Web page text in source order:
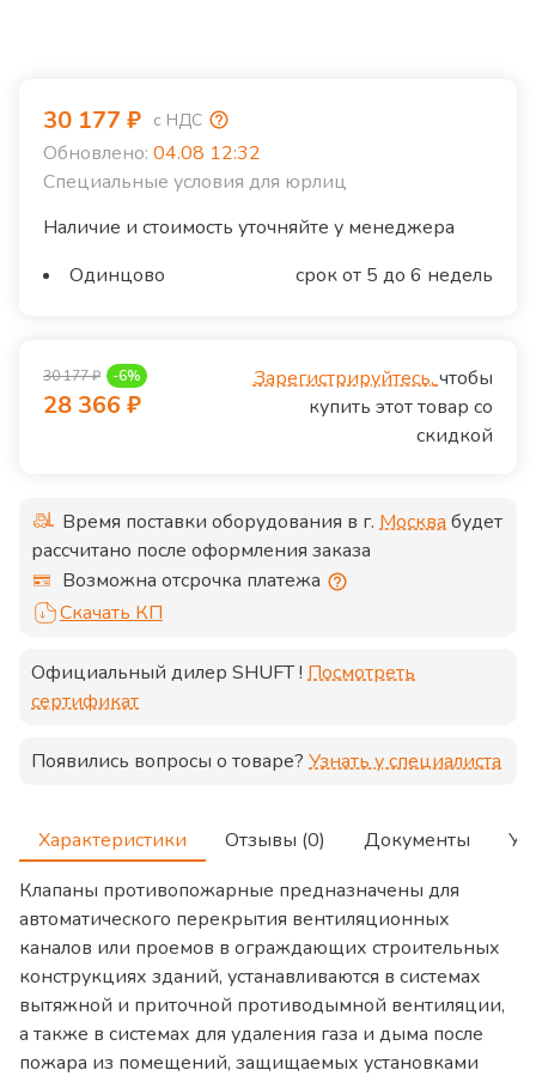
30 177 ₽ с НДС
Обновлено: 04.08 12:32
Специальные условия для юрлиц
Наличие и стоимость уточняйте у менеджера
Одинцово
срок от 5 до 6 недель
30 177₽ -6%
28 366 ₽
Зарегистрируйтесь,чтобы
купить этот товар со
скидкой
Время поставки оборудования в г. Москвабудет
рассчитано после оформления заказа
Возможна отсрочка платежа
Скачать КП
Официальный дилер SHUFT! Посмотреть
сертификат
Появились вопросы о товаре? Узнать у специалиста
Характеристики Отзывы (0) Документы
Клапаны противопожарные предназначены для
автоматического перекрытия вентиляционных
каналов или проемов в ограждающих строительных
конструкциях зданий, устанавливаются в системах
вытяжной и приточной противодымной вентиляции,
а также в системах для удаления газа и дыма после
пожара из помещений, защищаемых установками